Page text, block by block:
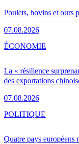
Poulets, bovins et ours
07.08.2026
La « résilience
des exportations
07.08.2026
ÉCONOMIE
Quatre pays européens
POLITIQUE